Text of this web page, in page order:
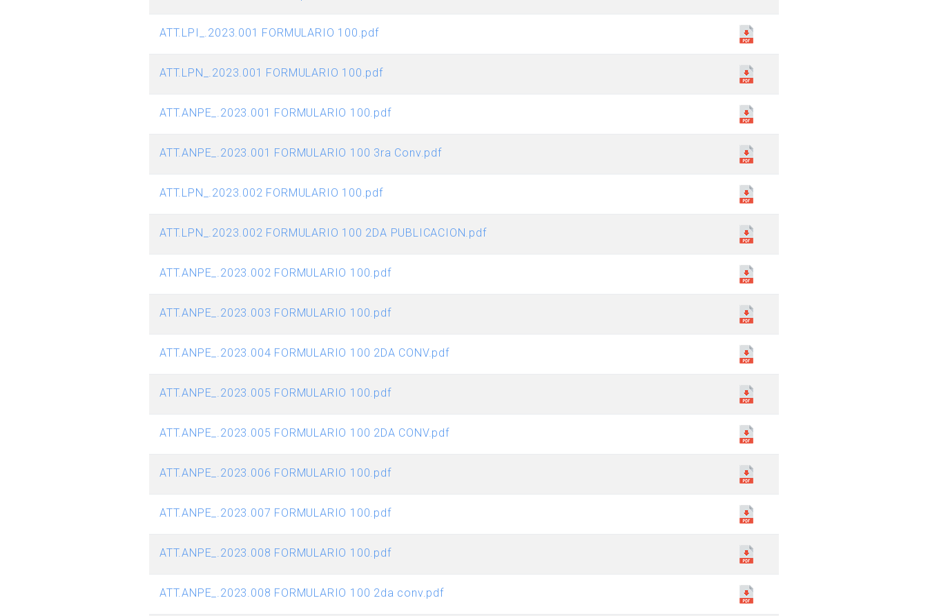
ATT.LPI_.2023.001 FORMULARIO 100.pdf
ATT.LPN_.2023.001 FORMULARIO 100.pdf
ATT.ANPE_.2023.001 FORMULARIO 100.pdf
ATT.ANPE_.2023.001 FORMULARIO 100 3ra Conv.pdf
ATT.LPN_.2023.002 FORMULARIO 100.pdf
ATT.LPN_.2023.002 FORMULARIO 100 2DA PUBLICACION.pdf
ATT.ANPE_.2023.002 FORMULARIO 100.pdf
ATT.ANPE_.2023.003 FORMULARIO 100.pdf
ATT.ANPE_.2023.004 FORMULARIO 100 2DA CONV.pdf
ATT.ANPE_.2023.005 FORMULARIO 100.pdf
ATT.ANPE_.2023.005 FORMULARIO 100 2DA CONV.pdf
ATT.ANPE_.2023.006 FORMULARIO 100.pdf
ATT.ANPE_.2023.007 FORMULARIO 100.pdf
ATT.ANPE_.2023.008 FORMULARIO 100.pdf
ATT.ANPE_.2023.008 FORMULARIO 100 2da conv.pdf